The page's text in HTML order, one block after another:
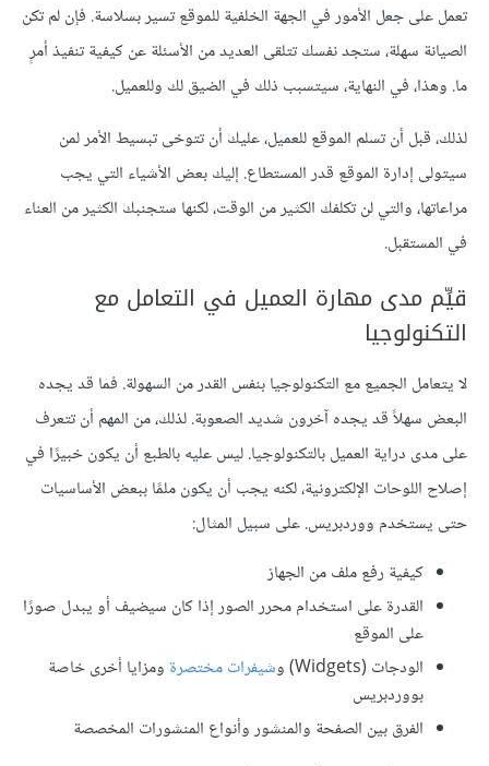
تعمل على جعل الأمور في الجهة الخلفية للموقع تسير بسلاسة. فإن لم تكن
الصيانة سهلة، ستجد نفسك تتلقى العديد من الأسئلة عن كيفية تنفيذ أمرٍ
ما. وهذا، في النهاية، سيتسبب ذلك في الضيق لك وللعميل.
لذلك، قبل أن تسلم الموقع للعميل، عليك أن تتوخى تبسيط الأمر لمن
سيتولى إدارة الموقع قدر المستطاع. إليك بعض الأشياء التي يجب
مراعاتها، والتي لن تكلفك الكثير من الوقت، لكنها ستجنبك الكثير من العناء
في المستقبل.
قيِّم مدى مهارة العميل في التعامل مع
التكنولوجيا
لا يتعامل الجميع مع التكنولوجيا بنفس القدر من السهولة. فما قد يجده
البعض سهلاً قد يجده آخرون شديد الصعوبة. لذلك، من المهم أن تتعرف
على مدى دراية العميل بالتكنولوجيا. ليس عليه بالطبع أن يكون خبيرًا في
إصلاح اللوحات الإلكترونية، لكنه يجب أن يكون ملمًا ببعض الأساسيات
حتى يستخدم ووردبريس. على سبيل المثال:
كيفية رفع ملف من الجهاز
القدرة على استخدام محرر الصور إذا كان سيضيف أو يبدل صورًا
على الموقع
الودجات (Widgets) و
شيفرات مختصرة ومزايا أخرى خاصة
بووردبريس
الفرق بين الصفحة والمنشور وأنواع المنشورات المخصصة